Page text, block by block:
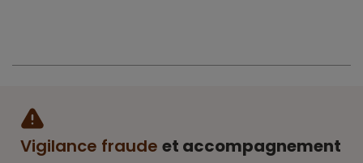
Vigilance fraude et accompagnement